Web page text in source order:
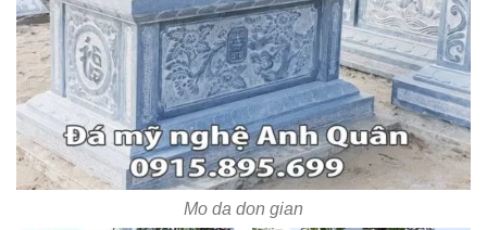
Mo da don gian